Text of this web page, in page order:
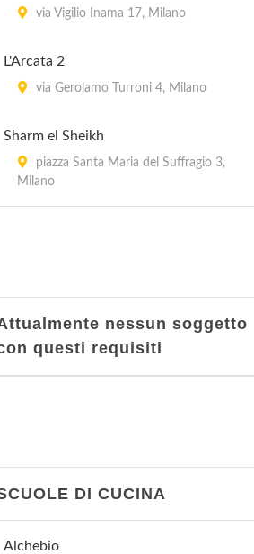
via Vigilio Inama 17, Milano
L'Arcata 2
via Gerolamo Turroni 4, Milano
Sharm el Sheikh
piazza Santa Maria del Suffragio 3,
Milano
nessun soggetto
questi requisiti
DI CUCINA
Alchebio